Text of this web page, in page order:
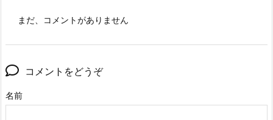
まだ、コメントがありません
コメントをどうぞ
名前